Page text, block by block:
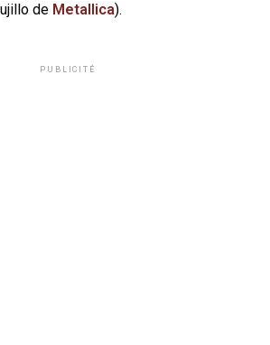
de Metallica).
PUBLICITÉ